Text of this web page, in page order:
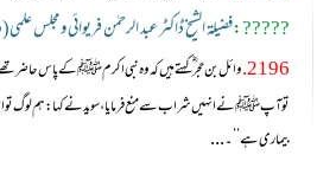
?????:فضیلۃ الشیخ ڈاکٹر عبد الرحمٰن فریوائی ومجلس
2196. وائل بن حجر ؓ کہتے ہیں کہ وہ نبی اکرمﷺ کے پاس
توآپﷺ نے انہیں شراب سے منع فرمایا، سوید نے کہا: ہم لوگ
بیماری ہے‘‘۔...